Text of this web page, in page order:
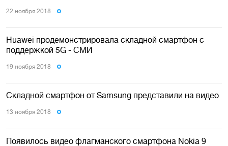
22 ноября 2018
Huawei продемонстрировала складной смартфон с
поддержкой 5G - СМИ
19 ноября 2018
Складной смартфон от Samsung представили на видео
13 ноября 2018
Появилось видео флагманского смартфона Nokia 9